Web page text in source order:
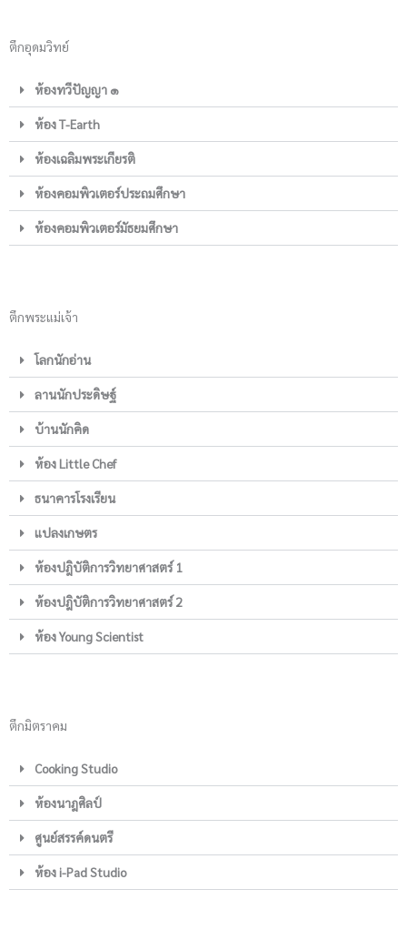
ตึกอุดมวิทย์
ห้องทวีปัญญา ๑
ห้อง T-Earth
ห้องเฉลิมพระเกียรติ
ห้องคอมพิวเตอร์ประถมศึกษา
ห้องคอมพิวเตอร์มัธยมศึกษา
ตึกพระแม่เจ้า
โลกนักอ่าน
ลานนักประดิษฐ์
บ้านนักคิด
ห้อง Little Chef
ธนาคารโรงเรียน
แปลงเกษตร
ห้องปฎิบัติการวิทยาศาสตร์ 1
ห้องปฎิบัติการวิทยาศาสตร์ 2
ห้อง Young Scientist
ตึกมิตราคม
Cooking Studio
ห้องนาฎศิลป์
ศูนย์สรรค์ดนตรี
ห้อง i-Pad Studio